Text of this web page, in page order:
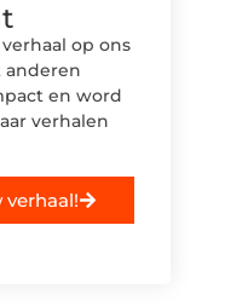
op ons
anderen
en word
verhalen